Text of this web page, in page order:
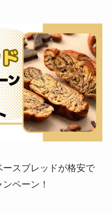
スブレッドが格安で
ペーン！